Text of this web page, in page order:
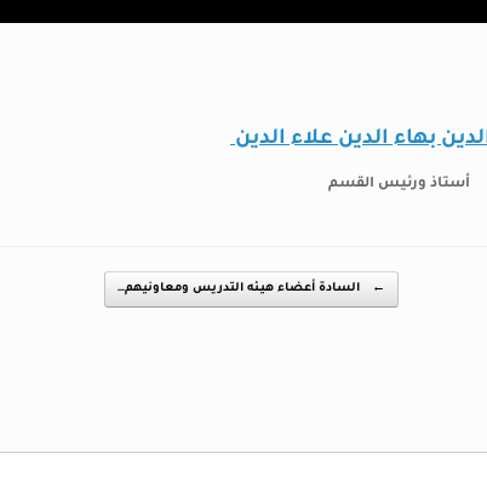
بهاء الدين علاء الدين
أستاذ ورئيس القسم
← السادة أعضاء هيـئه التدريس ومعاونيهم…